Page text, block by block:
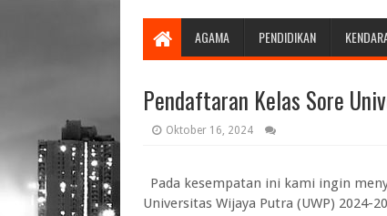
AGAMA PENDIDIKAN
Pendaftaran Kelas Sore
Oktober 16, 2024
Pada kesempatan ini kami ingin
Universitas Wijaya Putra (UWP) 2024-